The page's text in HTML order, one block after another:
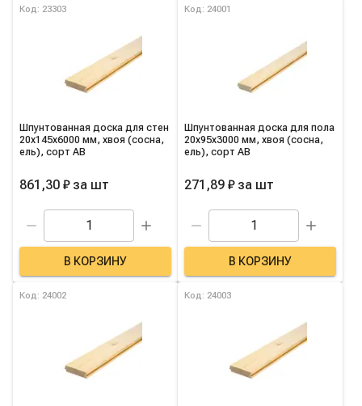
Код: 23303
Шпунтованная доска для стен
20х145х6000 мм, хвоя (сосна,
ель), сорт AB
861,30 ₽ за шт
В КОРЗИНУ
Код: 24001
Шпунтованная доска для пола
20х95х3000 мм, хвоя (сосна,
ель), сорт AB
271,89 ₽ за шт
В КОРЗИНУ
Код: 24002 Код: 24003